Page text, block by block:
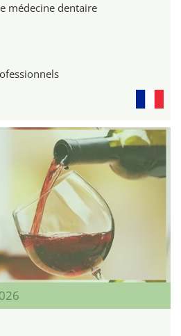
médecine dentaire